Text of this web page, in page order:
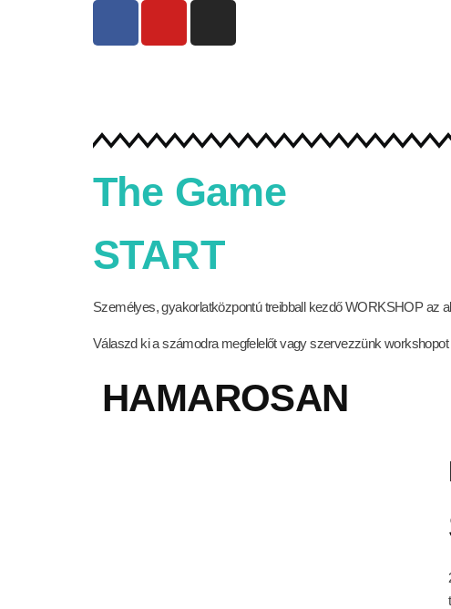
The Game
START
Személyes, gyakorlatközpontú treibball kezdő WORKSHOP az
Válaszd ki a számodra megfelelőt vagy szervezzünk workshopot
HAMAROSAN